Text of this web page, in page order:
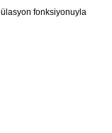
fonksiyonuyla